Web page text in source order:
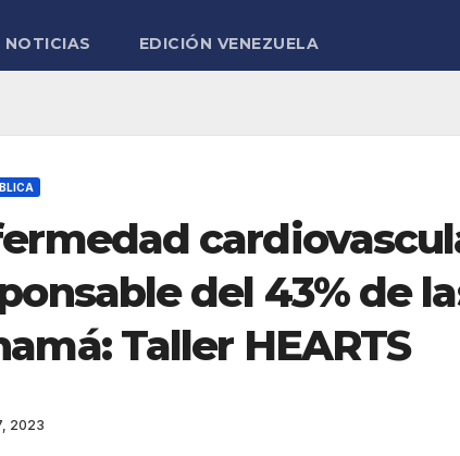
NOTICIAS EDICIÓN VENEZUELA
del 43% de
Taller HEARTS
2023